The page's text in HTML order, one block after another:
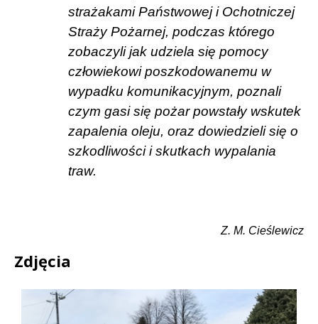
strażakami Państwowej i Ochotniczej
Straży Pożarnej, podczas którego
zobaczyli jak udziela się pomocy
człowiekowi poszkodowanemu w
wypadku komunikacyjnym, poznali
czym gasi się pożar powstały wskutek
zapalenia oleju, oraz dowiedzieli się o
szkodliwości i skutkach wypalania
traw.
Z. M. Cieślewicz
Zdjęcia